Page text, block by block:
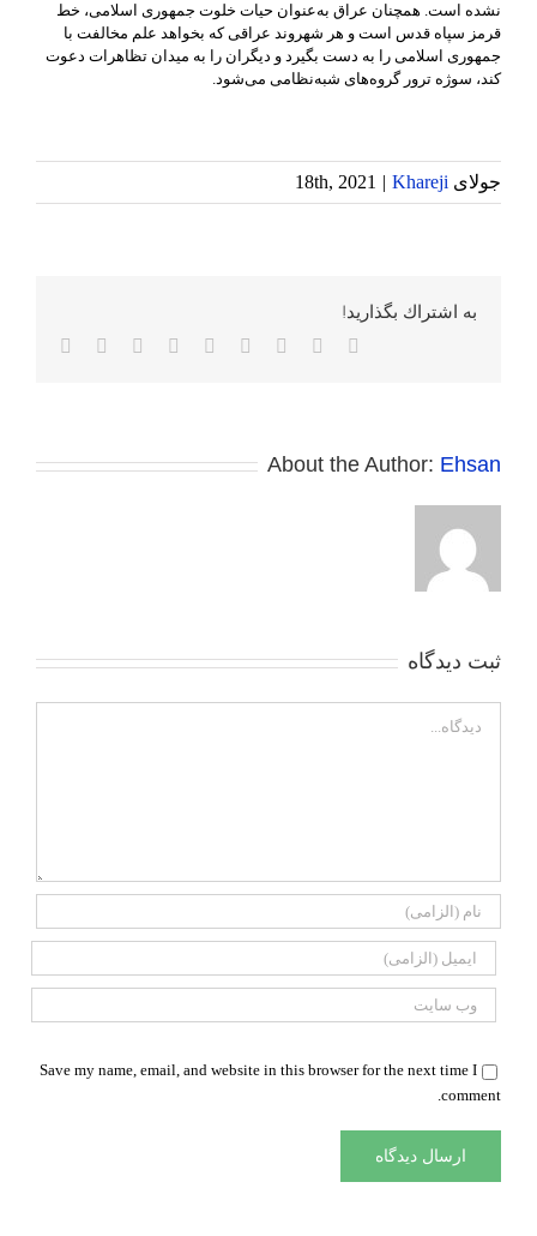
نشده است. همچنان عراق به‌عنوان حیات خلوت جمهوری اسلامی، خط
قرمز سپاه قدس است و هر شهروند عراقی که بخواهد علم مخالفت با
جمهوری اسلامی را به دست بگیرد و دیگران را به میدان تظاهرات دعوت
کند، سوژه ترور گروه‌های شبه‌نظامی می‌شود.
جولای 18th, 2021 | Khareji
به اشتراك بگذاريد!
Facebook
Twitter
Reddit
LinkedIn
WhatsApp
Tumblr
Pinterest
About the Author: Ehsan
ثبت ديدگاه
Save my name, email, and website in this browser for the next time I
comment.